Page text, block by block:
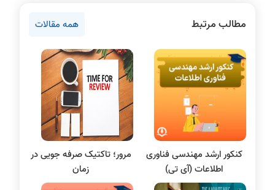
دروس مهندسی کامپیوتر
پایتون
سی شارپ
مقاله نویسی
بلاکچین
پایگاه داده
الکترونیک دیجیتال
مطالب مرتبط همه مقالات
کنکور ارشد مهندسی فناوری
اطلاعات (آی تی)
مرور؛ تاکتیک صرفه جویی در
زمان